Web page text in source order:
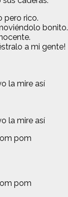
pero rico.
bonito.
a mi gente!
la mire así
la mire así
pom
pom